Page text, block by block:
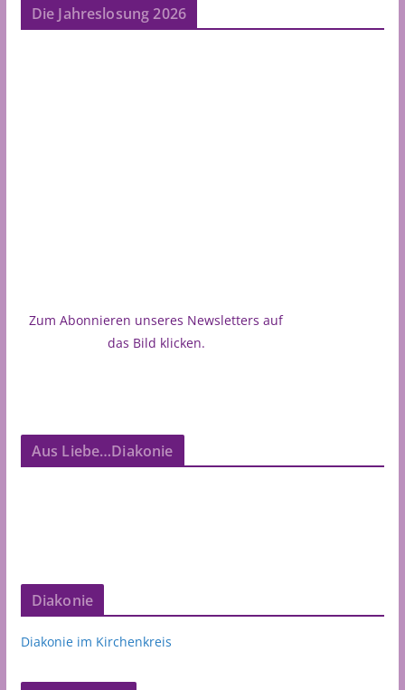
Die Jahreslosung 2026
Zum Abonnieren unseres Newsletters auf
das Bild klicken.
Aus Liebe…Diakonie
Diakonie
Diakonie im Kirchenkreis